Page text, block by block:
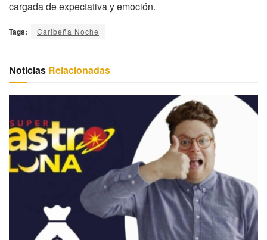
cargada de expectativa y emoción.
Tags: Caribeña Noche
Noticias Relacionadas